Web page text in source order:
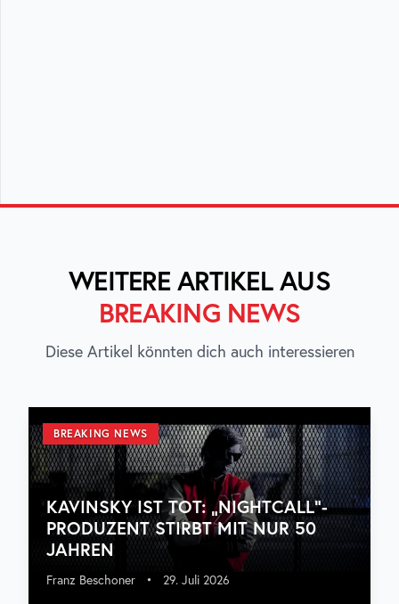
WEITERE ARTIKEL AUS
BREAKING NEWS
Diese Artikel könnten dich auch interessieren
BREAKING NEWS
KAVINSKY IST TOT: „NIGHTCALL“-
PRODUZENT STIRBT MIT NUR 50
JAHREN
Franz Beschoner • 29. Juli 2026